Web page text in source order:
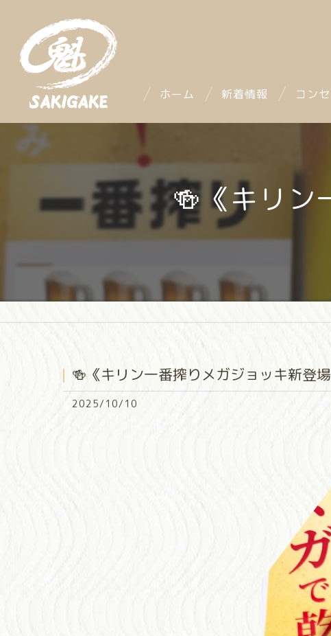
ホーム 新着情報 コン
🍻《キリン
🍻《キリン一番搾りメガジョッキ新登場
2025/10/10